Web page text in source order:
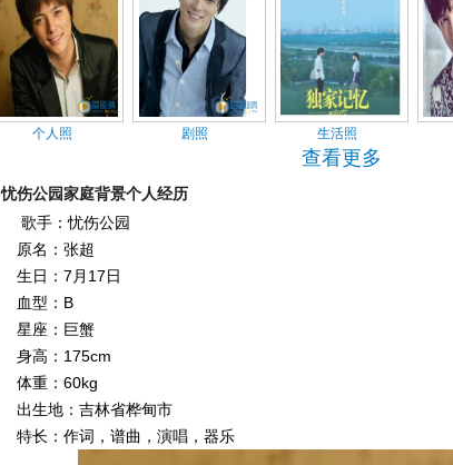
个人照 剧照 生活照
查看更多
忧伤公园家庭背景个人经历
歌手：忧伤公园
原名：张超
生日：7月17日
血型：B
星座：巨蟹
身高：175cm
体重：60kg
出生地：吉林省桦甸市
特长：作词，谱曲，演唱，器乐